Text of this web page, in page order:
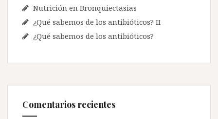
Nutrición en Bronquiectasias
¿Qué sabemos de los antibióticos? II
¿Qué sabemos de los antibióticos?
Comentarios recientes